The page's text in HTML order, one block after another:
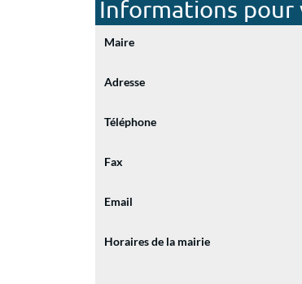
Informations pour
Maire
Adresse
Téléphone
Fax
Email
Horaires de la mairie